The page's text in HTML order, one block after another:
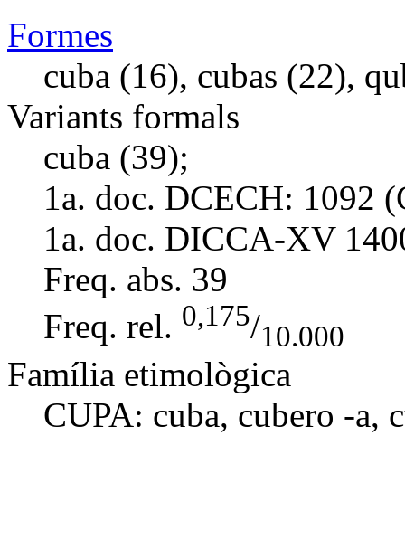
Formes
cuba (16), cubas (22),
Variants formals
cuba (39);
1a. doc. DCECH: 1092
1a. doc. DICCA-XV
Freq. abs. 39
Freq. rel. 0,175/10.000
Família etimològica
CUPA: cuba, cubero -a,